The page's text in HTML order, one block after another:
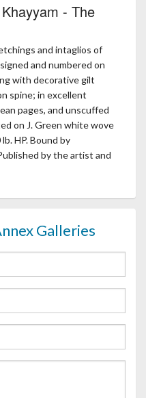
- The
and intaglios of
and numbered on
with decorative gilt
spine; in excellent
pages, and unscuffed
on J. Green white wove
HP. Bound by
by the artist and
Galleries